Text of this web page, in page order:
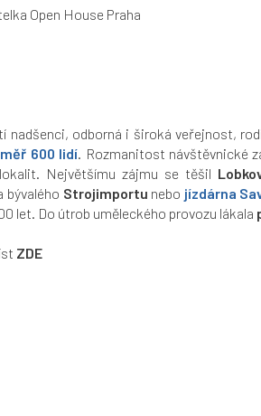
Open House Praha
odborná i široká veřejnost,
600 lidí. Rozmanitost návštěvnické
Největšímu zájmu se těšil
bývalého Strojimportu nebo jízdárna
let. Do útrob uměleckého provozu lákala
ZDE